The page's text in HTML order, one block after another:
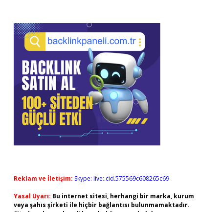
Reklam ve İletişim: Skype: live:.cid.575569c608265c69
Yasal Uyarı: Bu internet sitesi, herhangi bir marka, kurum
veya şahıs şirketi ile hiçbir bağlantısı bulunmamaktadır.